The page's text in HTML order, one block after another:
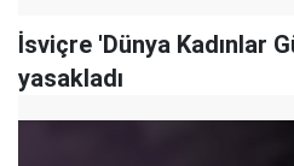
İsviçre 'Dünya Kadınlar
yasakladı